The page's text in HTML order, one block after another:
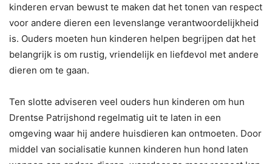
kinderen ervan bewust te maken dat het tonen van respect
voor andere dieren een levenslange verantwoordelijkheid
is. Ouders moeten hun kinderen helpen begrijpen dat het
belangrijk is om rustig, vriendelijk en liefdevol met andere
dieren om te gaan.
Ten slotte adviseren veel ouders hun kinderen om hun
Drentse Patrijshond regelmatig uit te laten in een
omgeving waar hij andere huisdieren kan ontmoeten. Door
middel van socialisatie kunnen kinderen hun hond laten